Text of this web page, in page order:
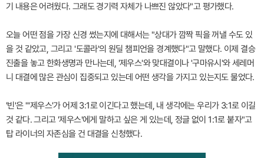
기 내용은 어려웠다. 그래도 경기력 자체가 나쁘진 않았다"고 평가했다.
오늘 어떤 점을 가장 신경 썼는지에 대해서는 "상대가 깜짝 픽을 꺼낼 수도 있
을 것 같았고, 그리고 '도콜라'의 원딜 챔피언을 경계했다"고 말했다. 이제 결승
진출을 놓고 한화생명과 만나는데, '제우스'와 맞대결이나 '구마유시'와 세레머
니 대결에 많은 관심이 집중되고 있는데 어떤 생각을 가지고 있는지도 물었다.
'빈'은 "'제우스'가 어제 3:1로 이긴다고 했는데, 내 생각에는 우리가 3:1로 이길
것 같다. 그리고 '제우스'에게 말하고 싶은 게 있는데, 정글 없이 1:1로 붙자"고
탑 라이너의 자존심을 건 대결을 신청했다.